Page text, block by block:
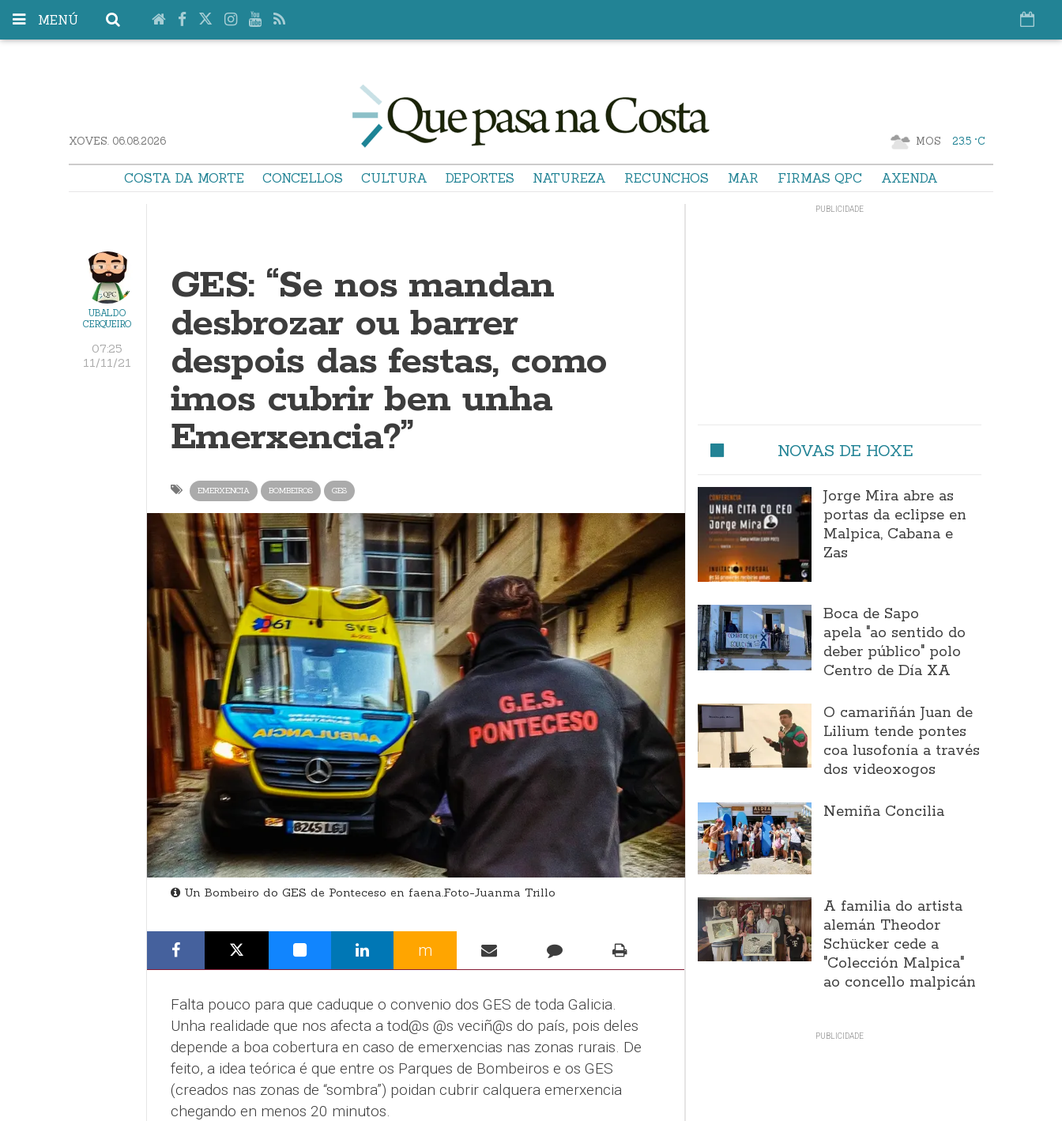
MENÚ
XOVES. 06.08.2026 MOS 23.5 °C
COSTA DA MORTE CONCELLOS CULTURA DEPORTES NATUREZA RECUNCHOS MAR FIRMAS QPC AXENDA
UBALDO
CERQUEIRO
07:25
11/11/21
GES: “Se nos mandan
desbrozar ou barrer
despois das festas, como
imos cubrir ben unha
Emerxencia?”
EMERXENCIA BOMBEIROS GES
Un Bombeiro do GES de Ponteceso en faena.Foto-Juanma Trillo
m
Falta pouco para que caduque o convenio dos GES de toda Galicia.
Unha realidade que nos afecta a tod@s @s veciñ@s do país, pois deles
depende a boa cobertura en caso de emerxencias nas zonas rurais. De
feito, a idea teórica é que entre os Parques de Bombeiros e os GES
(creados nas zonas de “sombra”) poidan cubrir calquera emerxencia
chegando en menos 20 minutos.
NOVAS DE HOXE
Jorge Mira abre as
portas da eclipse en
Malpica, Cabana e
Zas
Boca de Sapo
apela "ao sentido do
deber público" polo
Centro de Día XA
O camariñán Juan de
Lilium tende pontes
coa lusofonía a través
dos videoxogos
Nemiña Concilia
A familia do artista
alemán Theodor
Schücker cede a
"Colección Malpica"
ao concello malpicán